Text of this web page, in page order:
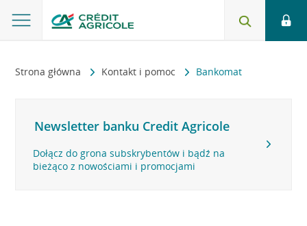
Strona główna Kontakt i pomoc Bankomat
Newsletter banku Credit Agricole
Dołącz do grona subskrybentów i bądź na
bieżąco z nowościami i promocjami